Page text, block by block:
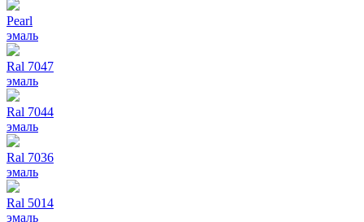
Pearl
эмаль
Ral 7047
эмаль
Ral 7044
эмаль
Ral 7036
эмаль
Ral 5014
эмаль